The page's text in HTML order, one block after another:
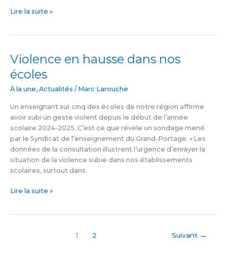
Lire la suite »
Violence en hausse dans nos
écoles
À la une, Actualités / Marc Larouche
Un enseignant sur cinq des écoles de notre région affirme
avoir subi un geste violent depuis le début de l’année
scolaire 2024-2025. C’est ce que révèle un sondage mené
par le Syndicat de l’enseignement du Grand-Portage. « Les
données de la consultation illustrent l’urgence d’enrayer la
situation de la violence subie dans nos établissements
scolaires, surtout dans
Violence
hausse
dans
écoles
Lire la suite »
1 2 Suivant →